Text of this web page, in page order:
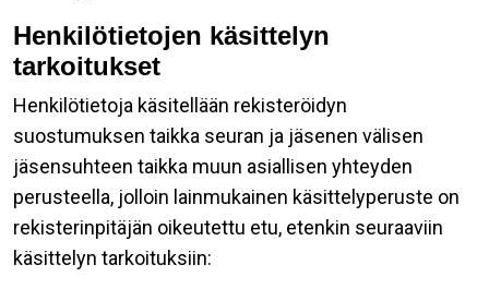
Henkilötietojen käsittelyn
tarkoitukset
Henkilötietoja käsitellään rekisteröidyn
suostumuksen taikka seuran ja jäsenen välisen
jäsensuhteen taikka muun asiallisen yhteyden
perusteella, jolloin lainmukainen käsittelyperuste on
rekisterinpitäjän oikeutettu etu, etenkin seuraaviin
käsittelyn tarkoituksiin: